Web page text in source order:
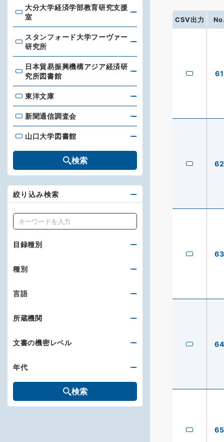
CSV出力
61
62
63
64
65
大分大学経済学部教育研究支援室
大分大学経済学部教育研究支援
室
スタンフォード大学フーヴァー研究所
スタンフォード大学フーヴァー
研究所
日本貿易振興機構アジア経済研究所図書館
日本貿易振興機構アジア経済研
究所図書館
東洋文庫
東洋文庫
新聞通信調査会
新聞通信調査会
山口大学図書館
山口大学図書館
検索
絞り込み検索
キーワード
目録種別
種別
言語
所蔵機関
文書の機密レベル
年代
検索